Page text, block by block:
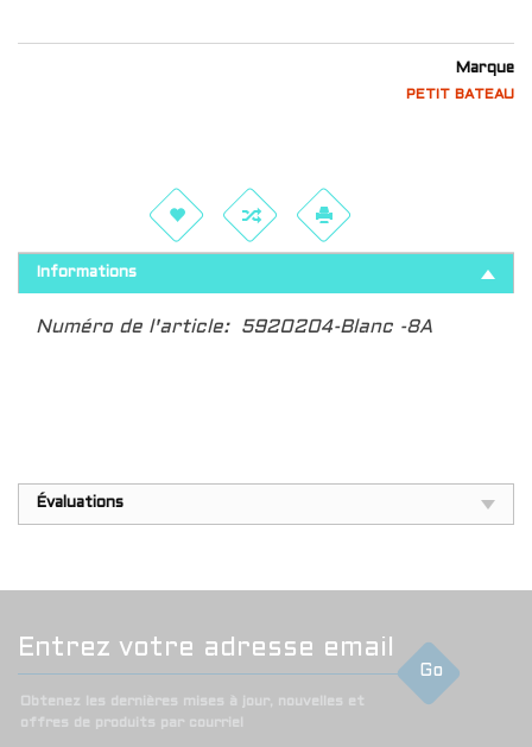
Marque
PETIT BATEAU
Informations
Numéro de l'article: 5920204-Blanc -8A
Évaluations
Go
Obtenez les dernières mises à jour, nouvelles et
offres de produits par courriel